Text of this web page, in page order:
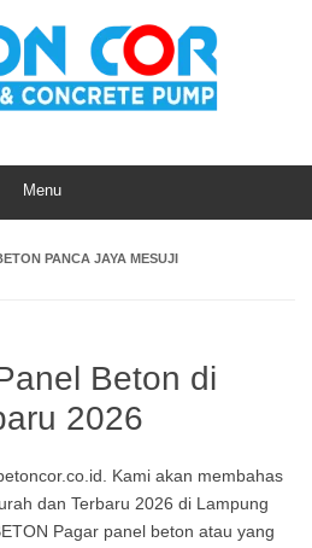
Menu
PANCA JAYA MESUJI
Beton di
2026
Kami akan membahas
dan Terbaru 2026 di Lampung
Pagar panel beton atau yang